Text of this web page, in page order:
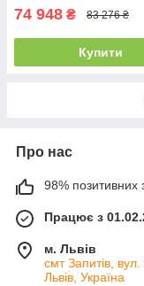
74 948 ₴ 83 276 ₴
Купити
Про нас
98% позитивних
Працює з
м. Львів
смт Запитів,
Львів, Україна